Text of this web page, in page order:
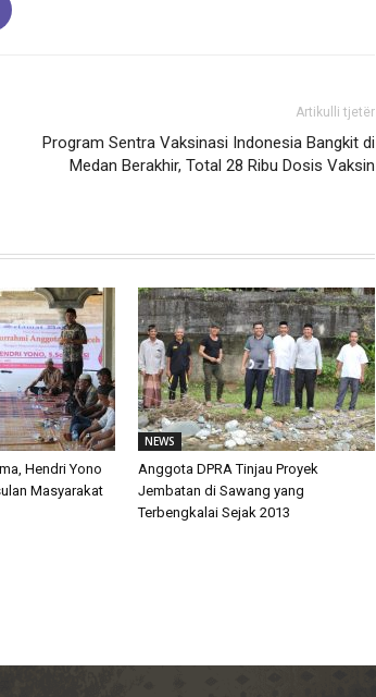
Artikulli tjetër
Program Sentra Vaksinasi Indonesia Bangkit di
Medan Berakhir, Total 28 Ribu Dosis Vaksin
Hendri Yono
Masyarakat
NEWS
Anggota DPRA Tinjau Proyek
Jembatan di Sawang yang
Terbengkalai Sejak 2013